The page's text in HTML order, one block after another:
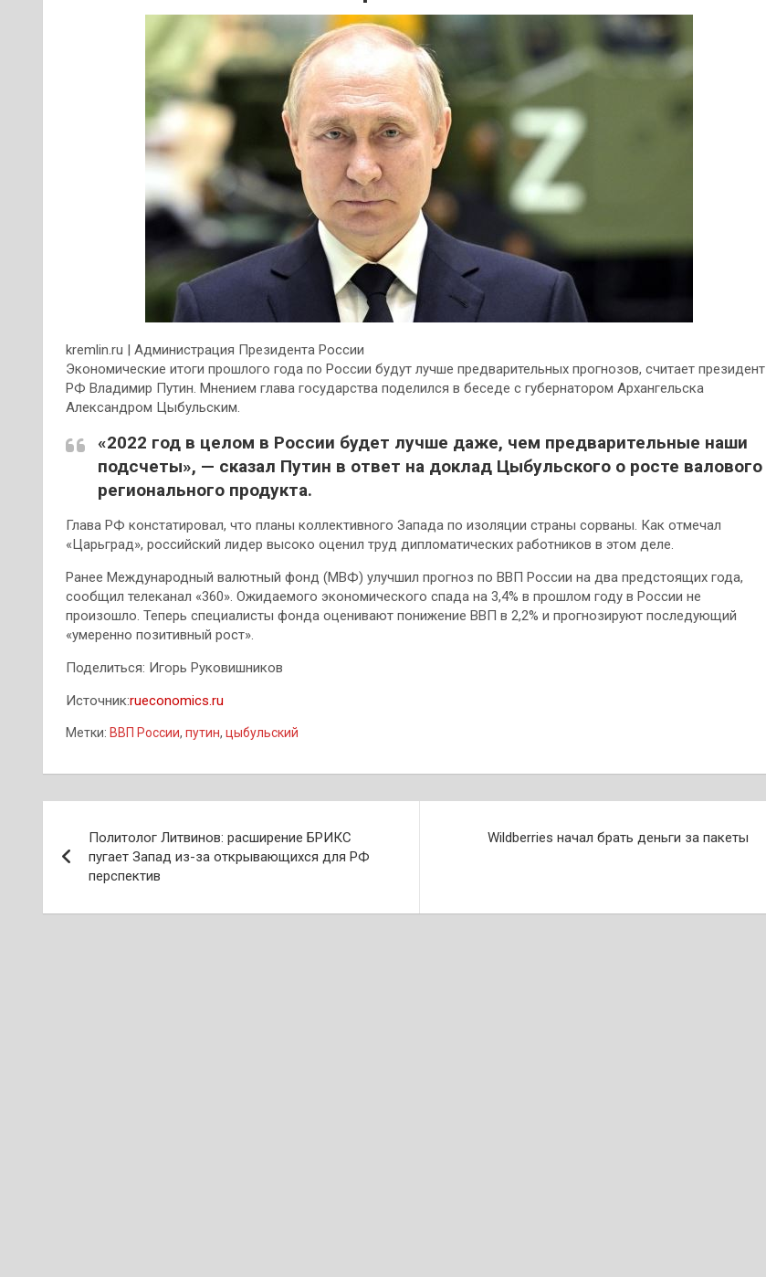
kremlin.ru | Администрация Президента России
Экономические итоги прошлого года по России будут лучше предварительных прогнозов, считает президент
РФ Владимир Путин. Мнением глава государства поделился в беседе с губернатором Архангельска
Александром Цыбульским.
«2022 год в целом в России будет лучше даже, чем предварительные наши
подсчеты», — сказал Путин в ответ на доклад Цыбульского о росте валового
регионального продукта.
Глава РФ констатировал, что планы коллективного Запада по изоляции страны сорваны. Как отмечал
«Царьград», российский лидер высоко оценил труд дипломатических работников в этом деле.
Ранее Международный валютный фонд (МВФ) улучшил прогноз по ВВП России на два предстоящих года,
сообщил телеканал «360». Ожидаемого экономического спада на 3,4% в прошлом году в России не
произошло. Теперь специалисты фонда оценивают понижение ВВП в 2,2% и прогнозируют последующий
«умеренно позитивный рост».
Поделиться: Игорь Руковишников
Источник:rueconomics.ru
Метки: ВВП России, путин, цыбульский
по
записям
Политолог Литвинов: расширение БРИКС
пугает Запад из-за открывающихся для РФ
перспектив
Wildberries начал брать деньги за пакеты